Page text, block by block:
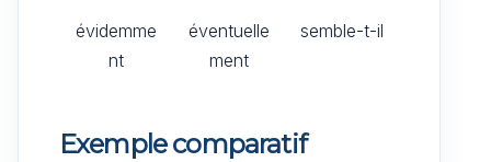
évidemme
nt
éventuelle
ment
semble-t-il
Exemple comparatif